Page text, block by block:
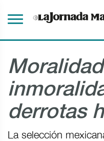
derrotas
La selección